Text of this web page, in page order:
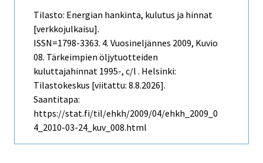
Tilasto: Energian hankinta, kulutus ja hinnat
[verkkojulkaisu].
ISSN=1798-3363. 4. Vuosineljännes 2009, Kuvio
08. Tärkeimpien öljytuotteiden
kuluttajahinnat 1995-, c/l . Helsinki:
Tilastokeskus [viitattu: 8.8.2026].
Saantitapa:
https://stat.fi/til/ehkh/2009/04/ehkh_2009_0
4_2010-03-24_kuv_008.html